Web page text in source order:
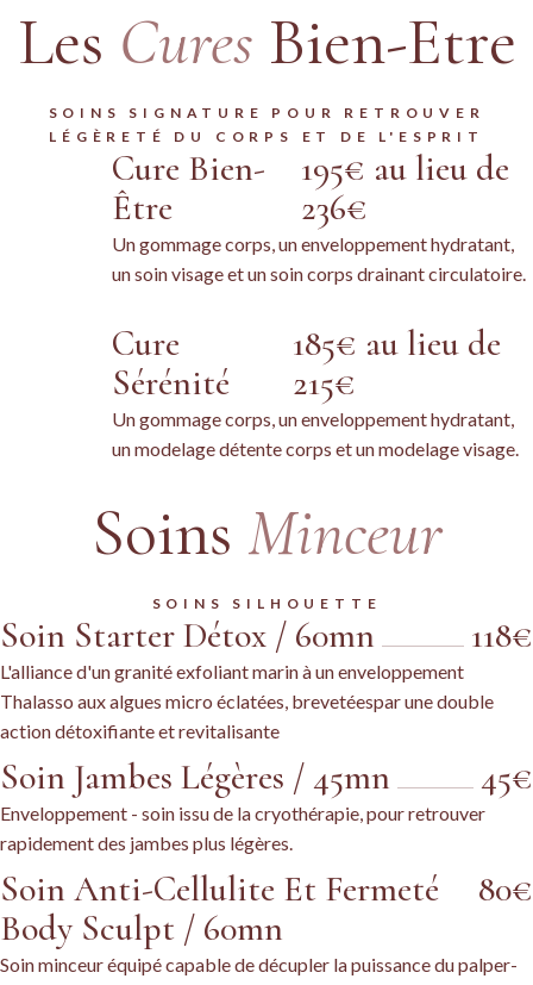
Les Cures Bien-Etre
SOINS SIGNATURE POUR RETROUVER
LÉGÈRETÉ DU CORPS ET DE L'ESPRIT
Cure Bien-
Être
195€ au lieu de
236€
Un gommage corps, un enveloppement hydratant,
un soin visage et un soin corps drainant circulatoire.
Cure
Sérénité
185€ au lieu de
215€
Un gommage corps, un enveloppement hydratant,
un modelage détente corps et un modelage visage.
Soins Minceur
SOINS SILHOUETTE
Soin Starter Détox / 60mn 118€
L'alliance d'un granité exfoliant marin à un enveloppement
Thalasso aux algues micro éclatées, brevetéespar une double
action détoxifiante et revitalisante
Soin Jambes Légères / 45mn 45€
Enveloppement - soin issu de la cryothérapie, pour retrouver
rapidement des jambes plus légères.
Soin Anti-Cellulite Et Fermeté
Body Sculpt / 60mn
80€
Soin minceur équipé capable de décupler la puissance du palper-